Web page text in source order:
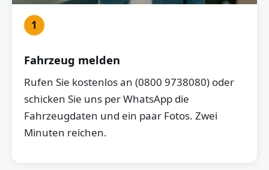
1
Fahrzeug melden
Rufen Sie kostenlos an (0800 9738080) oder
schicken Sie uns per WhatsApp die
Fahrzeugdaten und ein paar Fotos. Zwei
Minuten reichen.